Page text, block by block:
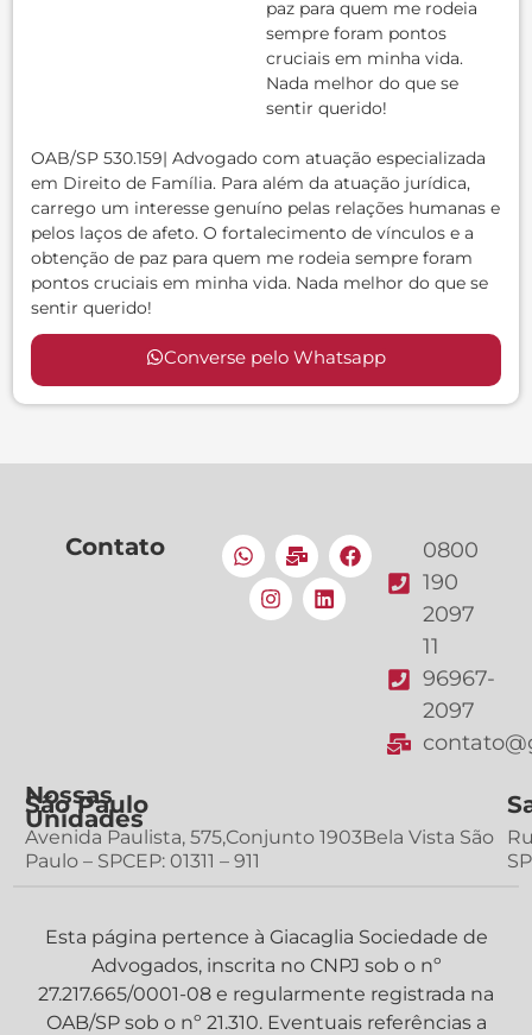
paz para quem me rodeia
sempre foram pontos
cruciais em minha vida.
Nada melhor do que se
sentir querido!
OAB/SP 530.159| Advogado com atuação especializada
em Direito de Família. Para além da atuação jurídica,
carrego um interesse genuíno pelas relações humanas e
pelos laços de afeto. O fortalecimento de vínculos e a
obtenção de paz para quem me rodeia sempre foram
pontos cruciais em minha vida. Nada melhor do que se
sentir querido!
Converse pelo Whatsapp
Contato
0800
190
2097
11
96967-
2097
Nossas
Unidades
São Paulo
Avenida Paulista, 575,Conjunto 1903Bela Vista São
Paulo – SPCEP: 01311 – 911
Esta página pertence à Giacaglia Sociedade de
Advogados, inscrita no CNPJ sob o nº
27.217.665/0001-08 e regularmente registrada na
OAB/SP sob o nº 21.310. Eventuais referências a